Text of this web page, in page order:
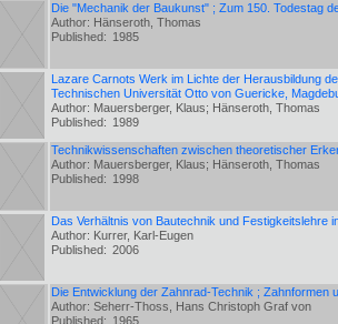
Die "Mechanik der Baukunst" ; Zum 150. Todestag
Author: Hänseroth, Thomas
Published: 1985
Lazare Carnots Werk im Lichte der Herausbildung
Technischen Universität Otto von Guericke,
Author: Mauersberger, Klaus; Hänseroth, Thomas
Published: 1989
Technikwissenschaften zwischen theoretischer
Author: Mauersberger, Klaus; Hänseroth, Thomas
Published: 1998
Das Verhältnis von Bautechnik und Festigkeitslehre
Author: Kurrer, Karl-Eugen
Published: 2006
Die Entwicklung der Zahnrad-Technik ; Zahnformen
Author: Seherr-Thoss, Hans Christoph Graf von
Published: 1965